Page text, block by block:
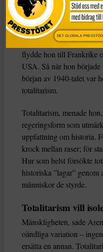
Arendt föddes i en
studerade filosofi under
Jaspers innan hon
i början av 1930-talet.
flydde hon till Frankrike
USA. Så när hon
början av 1940-talet var
totalitarism.
Totalitarism, menade
regeringsform som
uppfattning om historia.
krock mellan raser; för
Hur som helst försökte
historiska ”lagar”
människor de styrde.
Totalitarism vill
Mänskligheten, sade
oändliga variation –
ersätta en annan.
DET GLOBALA